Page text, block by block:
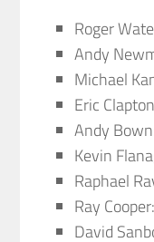
Roger
Andy
Michael
Eric
Andy
Kevin
Raphael
Ray
David